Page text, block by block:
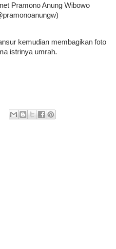
Pramono Anung Wibowo
kemudian membagikan foto
istrinya umrah.